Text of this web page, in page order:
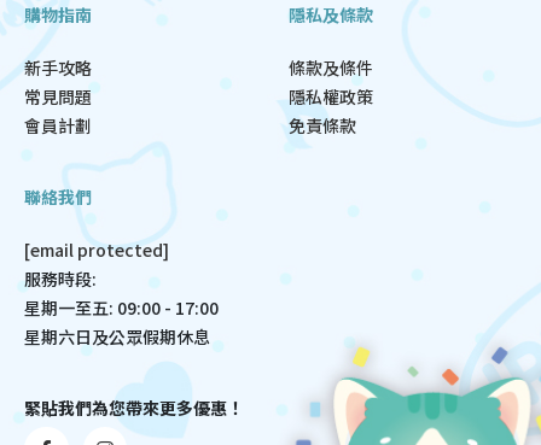
購物指南
新手攻略
常見問題
會員計劃
隱私及條款
條款及條件
隱私權政策
免責條款
聯絡我們
[email protected]
服務時段:
星期一至五: 09:00 - 17:00
星期六日及公眾假期休息
緊貼我們為您帶來更多優惠！